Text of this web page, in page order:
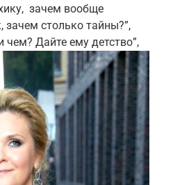
зачем вообще
столько тайны?”,
Дайте ему детство”,